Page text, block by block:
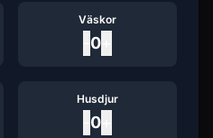
Väskor
0
Husdjur
0